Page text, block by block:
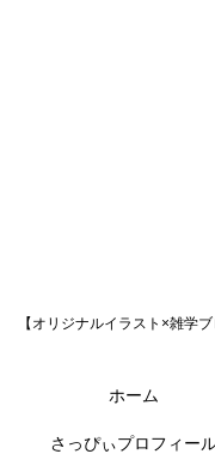
【オリジナルイラスト×雑学
ホーム
さっぴぃプロフィー